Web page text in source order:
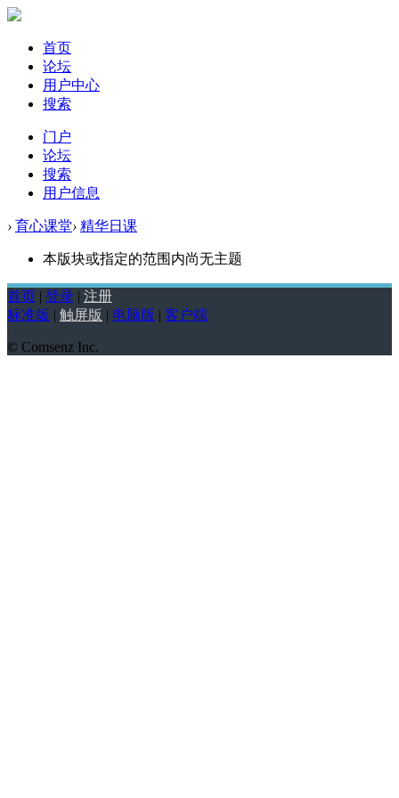
首页
论坛
用户中心
搜索
门户
论坛
搜索
用户信息
› 育心课堂› 精华日课
本版块或指定的范围内尚无主题
首页 | 登录 | 注册
标准版 | 触屏版 | 电脑版 | 客户端
© Comsenz Inc.